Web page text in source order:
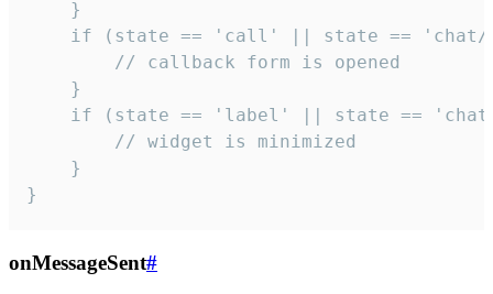
    }
if (state == 'call' || state ==
        // callback form is opened
    }
if (state == 'label' || state ==
        // widget is minimized
    }
}
onMessageSent#